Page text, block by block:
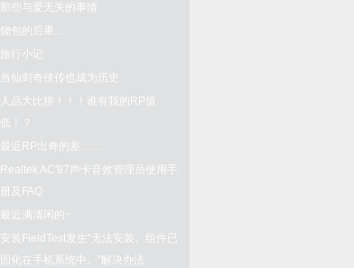
那些与爱无关的事情
烧包的后果...
旅行小记
当仙剑奇侠传也成为历史
人品大比拼！！！谁有我的RP值
低！？
最近RP出奇的差……
Realtek AC'97声卡音效管理员使用手
册及FAQ
最近满清闲的~
安装FieldTest发生“无法安装。组件已
固化在手机系统中。”解决办法